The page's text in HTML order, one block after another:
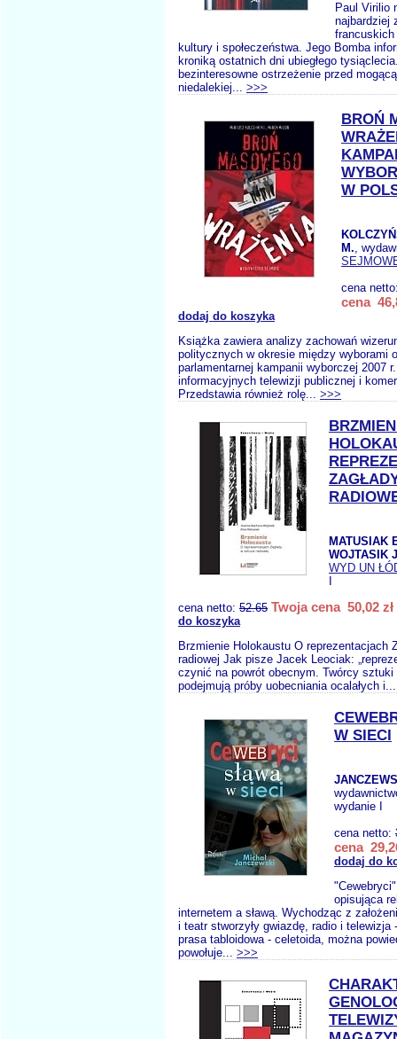
Paul Virilio
najbardziej
kultury i społeczeństwa. Jego Bomba
kroniką ostatnich dni ubiegłego
bezinteresowne ostrzeżenie przed
niedalekiej... >>>
BROŃ
W
M.,
cena
cena
dodaj do koszyka
Książka zawiera analizy zachowań
politycznych w okresie między wyborami
parlamentarnej kampanii wyborczej 2007
informacyjnych telewizji publicznej i
Przedstawia również rolę... >>>
MATUSIAK
WOJTASIK
WYD UN
cena netto: 52.65 Twoja cena 50,02 zł
do koszyka
Brzmienie Holokaustu O reprezentacjach
radiowej Jak pisze Jacek Leociak:
czynić na powrót obecnym. Twórcy sztuki
podejmują próby uobecniania ocalałych
W SIECI
wydanie I
cena netto:
cena
dodaj do
opisująca
internetem a sławą. Wychodząc z
i teatr stworzyły gwiazdę, radio i telewizja
prasa tabloidowa - celetoida, można
powołuje... >>>